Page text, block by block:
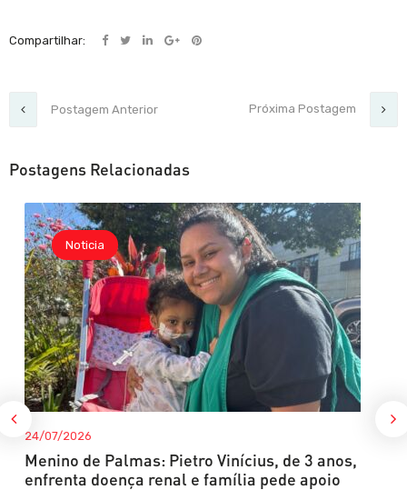
Compartilhar:
Postagem Anterior Próxima Postagem
Postagens Relacionadas
Noticia
24/07/2026
Menino de Palmas: Pietro Vinícius, de 3 anos,
enfrenta doença renal e família pede apoio